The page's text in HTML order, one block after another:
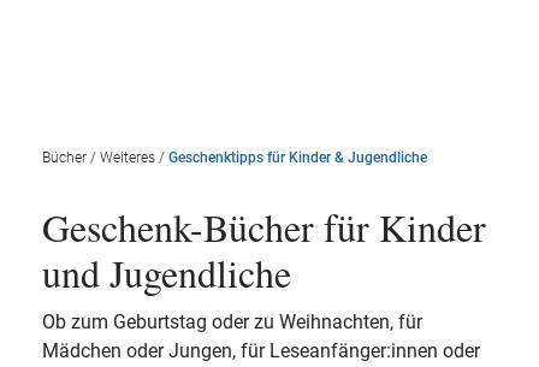
Bücher / Weiteres / Geschenktipps für Kinder & Jugendliche
Geschenk-Bücher für Kinder
und Jugendliche
Ob zum Geburtstag oder zu Weihnachten, für
Mädchen oder Jungen, für Leseanfänger:innen oder